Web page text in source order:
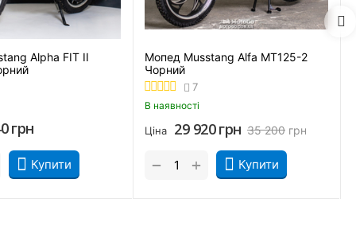
в різкі повороти, покращує маневреність і зчеплення з
отримав подовжений багажник і кофр для шолома. В
Alpha FIT II
грн
Купити
Мопед Musstang Alfa MT125-2
Чорний
7
В наявності
35 200 грн
Ціна 29 920грн
Купити
+
−